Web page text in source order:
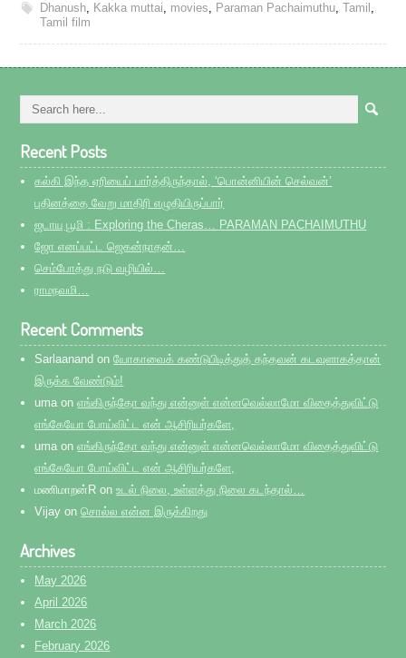
Dhanush, Kakka muttai, movies, Paraman Pachaimuthu,Tamil ,
Tamil film
Recent Posts
கல்கி இந்த ஏரியைப் பார்த்திருந்தால், ‘பொன்னியின் செல்வன்’
புதினத்தை வேறு மாதிரி எழுதியிருப்பார்
ஜடாயு பூமி : Exploring the Cheras… PARAMAN PACHAIMUTHU
ஜோ எனப்பட்ட ஜெகன்நாதன்…
செம்போத்து நடு வழியில்…
ராமநவமி…
Recent Comments
Sarlaanand onயோகாவைக் கண்டுபிடித்துத் தந்தவன் கடவுளாகத்தான்
இருக்க வேண்டும்!
uma onஎங்கிருந்தோ வந்து என்னுள் என்னவெல்லாமோ விதைத்துவிட்டு
எங்கேயோ போய்விட்ட என் ஆசிரியர்களே,
uma onஎங்கிருந்தோ வந்து என்னுள் என்னவெல்லாமோ விதைத்துவிட்டு
எங்கேயோ போய்விட்ட என் ஆசிரியர்களே,
மணிமாறன்R onஉடல் நிலை, உள்ளத்து நிலை கடந்தால்…
Vijay onசொல்ல என்ன இருக்கிறது
Archives
May 2026
April 2026
March 2026
February 2026